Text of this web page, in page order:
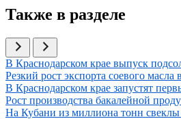
Также в разделе
Иллюстрация новости
В Краснодарском крае выпуск
Иллюстрация новости
Резкий рост экспорта соевого
Иллюстрация новости
В Краснодарском крае запустят
Иллюстрация новости
Рост производства бакалейной
Иллюстрация новости
На Кубани из миллиона тонн